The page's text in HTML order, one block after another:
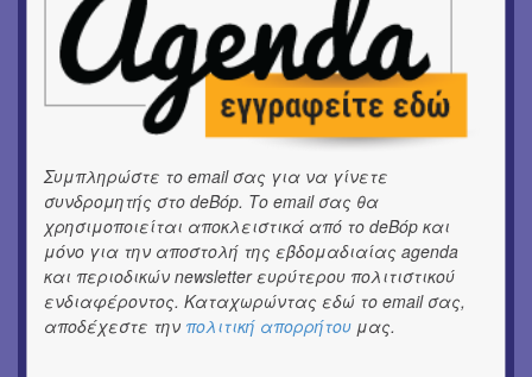
ΘΕΑΤΡΟ / ΧΟΡΟΣ
«ΑΗ ΛΑΟΣ» | Ένα σκηνικό ρέκβιεμ για την ήττα ενός
λαού
ΕΙΚΑΣΤΙΚΑ
Αργύρης Ραλλιάς | Λιτανεία
ΕΙΚΑΣΤΙΚΑ
Θανάσης Λάλας-Κώστας Τσόκλης - Συνομιλώντας με
εικόνες και λέξεις
Συμπληρώστε το email σας για να γίνετε
συνδρομητής στο deBόp. Το email σας θα
χρησιμοποιείται αποκλειστικά από το deBόp και
μόνο για την αποστολή της εβδομαδιαίας agenda
και περιοδικών newsletter ευρύτερου πολιτιστικού
ενδιαφέροντος. Καταχωρώντας εδώ το email σας,
αποδέχεστε την πολιτική απορρήτου μας.